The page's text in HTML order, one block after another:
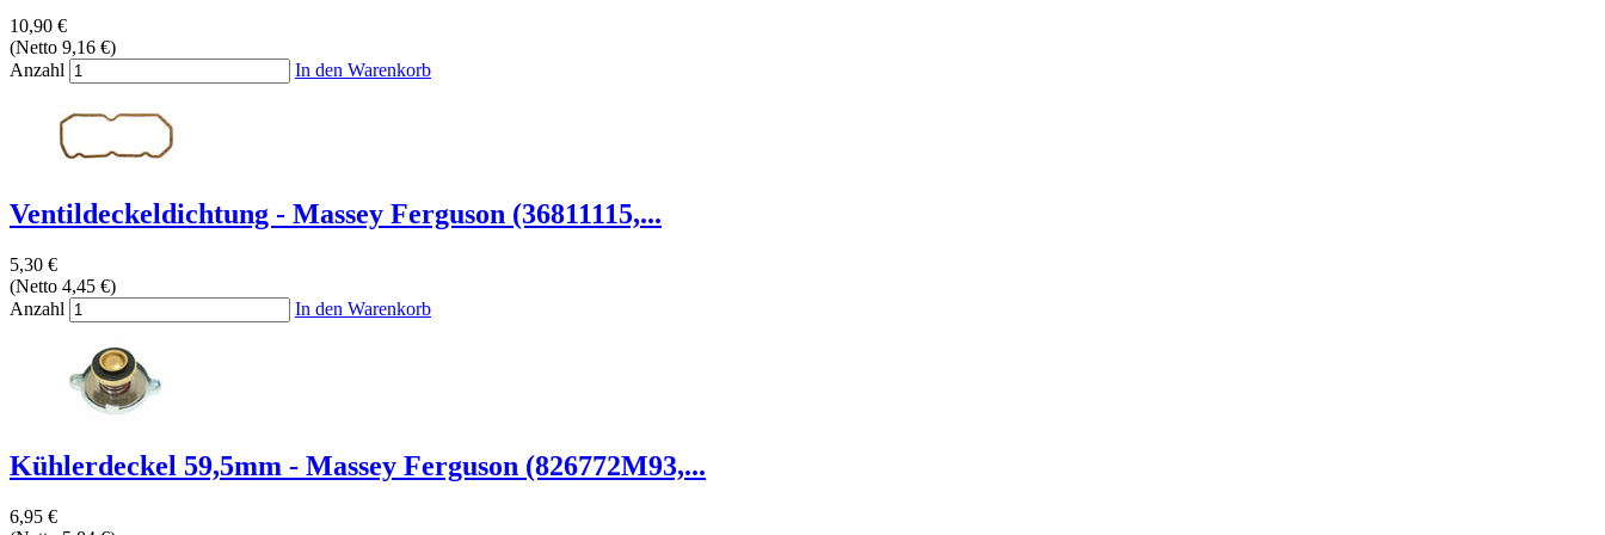
10,90 €
(Netto 9,16 €)
Anzahl
In den Warenkorb
Ventildeckeldichtung - Massey Ferguson (36811115,...
5,30 €
(Netto 4,45 €)
Anzahl
In den Warenkorb
Kühlerdeckel 59,5mm - Massey Ferguson (826772M93,...
6,95 €